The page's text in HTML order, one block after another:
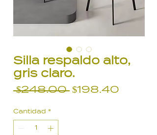
Silla respaldo alto,
gris claro.
$248.00 Precio
$198.40
Cantidad *